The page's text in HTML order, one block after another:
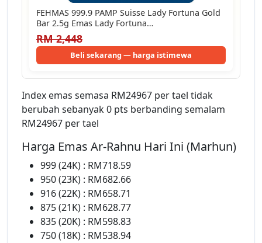
FEHMAS 999.9 PAMP Suisse Lady Fortuna Gold
Bar 2.5g Emas Lady Fortuna…
RM 2,448
Beli sekarang — harga istimewa
Index emas semasa RM24967 per tael tidak
berubah sebanyak 0 pts berbanding semalam
RM24967 per tael
Harga Emas Ar-Rahnu Hari Ini (Marhun)
999 (24K) : RM718.59
950 (23K) : RM682.66
916 (22K) : RM658.71
875 (21K) : RM628.77
835 (20K) : RM598.83
750 (18K) : RM538.94